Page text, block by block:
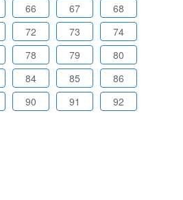
66 67
68
72 73
74
78 79
80
84 85
86
90 91
92